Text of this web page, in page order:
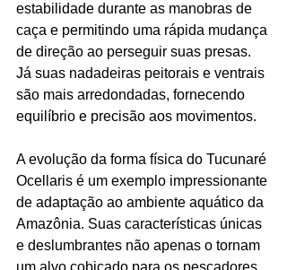
estabilidade durante as manobras de
caça e permitindo uma rápida mudança
de direção ao perseguir suas presas.
Já suas nadadeiras peitorais e ventrais
são mais arredondadas, fornecendo
equilíbrio e precisão aos movimentos.
A evolução da forma física do Tucunaré
Ocellaris é um exemplo impressionante
de adaptação ao ambiente aquático da
Amazônia. Suas características únicas
e deslumbrantes não apenas o tornam
um alvo cobiçado para os pescadores